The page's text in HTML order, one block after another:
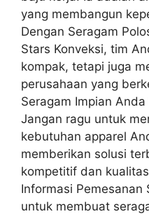
yang membangun
Dengan Seragam
Stars Konveksi, tim
kompak, tetapi juga
perusahaan yang
Seragam Impian
Jangan ragu untuk
kebutuhan apparel
memberikan solusi
kompetitif dan
Informasi Pemesanan
untuk membuat